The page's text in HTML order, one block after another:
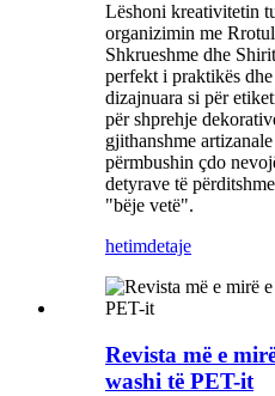
Lëshoni kreativitetin
organizimin me
Shkrueshme dhe
perfekt i praktikës
dizajnuara si për
për shprehje
gjithanshme
përmbushin çdo
detyrave të
"bëje vetë".
hetimdetaje
Revista më e
washi të PET-it